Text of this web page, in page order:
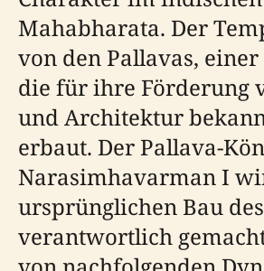
Mahabharata. Der
von den Pallavas,
die für ihre Förderung
und Architektur
erbaut. Der Pallava-
Narasimhavarman I
ursprünglichen Bau
verantwortlich